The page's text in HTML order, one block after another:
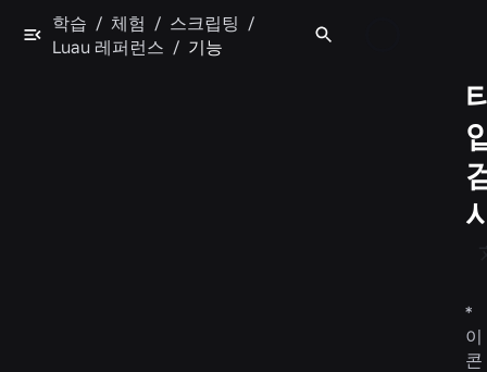
학습 / 체험 / 스크립팅 /
Luau 레퍼런스 / 기능
*
이
콘